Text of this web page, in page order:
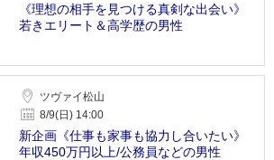
《理想の相手を見つける真剣な出会い》
若きエリート＆高学歴の男性
ツヴァイ松山
8/9(日) 14:00
新企画《仕事も家事も協力し合いたい》
年収450万円以上/公務員などの男性